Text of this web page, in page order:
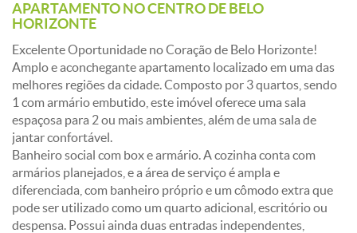
APARTAMENTO NO CENTRO DE BELO
HORIZONTE
Excelente Oportunidade no Coração de Belo Horizonte!
Amplo e aconchegante apartamento localizado em uma das
melhores regiões da cidade. Composto por 3 quartos, sendo
1 com armário embutido, este imóvel oferece uma sala
espaçosa para 2 ou mais ambientes, além de uma sala de
jantar confortável.
Banheiro social com box e armário. A cozinha conta com
armários planejados, e a área de serviço é ampla e
diferenciada, com banheiro próprio e um cômodo extra que
pode ser utilizado como um quarto adicional, escritório ou
despensa. Possui ainda duas entradas independentes,